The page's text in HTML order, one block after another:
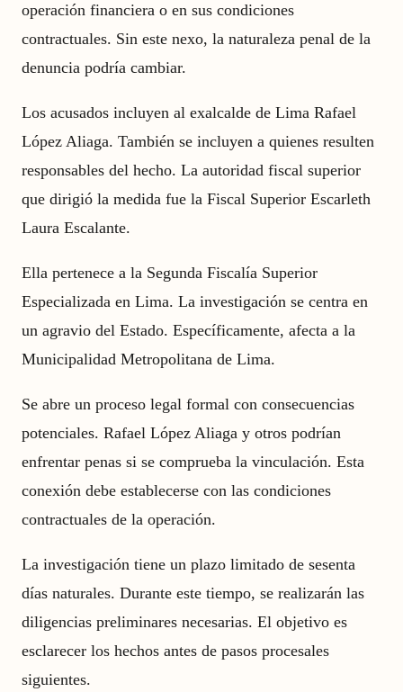
operación financiera o en sus condiciones
contractuales. Sin este nexo, la naturaleza penal de la
denuncia podría cambiar.
Los acusados incluyen al exalcalde de Lima Rafael
López Aliaga. También se incluyen a quienes resulten
responsables del hecho. La autoridad fiscal superior
que dirigió la medida fue la Fiscal Superior Escarleth
Laura Escalante.
Ella pertenece a la Segunda Fiscalía Superior
Especializada en Lima. La investigación se centra en
un agravio del Estado. Específicamente, afecta a la
Municipalidad Metropolitana de Lima.
Se abre un proceso legal formal con consecuencias
potenciales. Rafael López Aliaga y otros podrían
enfrentar penas si se comprueba la vinculación. Esta
conexión debe establecerse con las condiciones
contractuales de la operación.
La investigación tiene un plazo limitado de sesenta
días naturales. Durante este tiempo, se realizarán las
diligencias preliminares necesarias. El objetivo es
esclarecer los hechos antes de pasos procesales
siguientes.